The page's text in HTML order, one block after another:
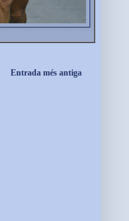
Entrada més antiga